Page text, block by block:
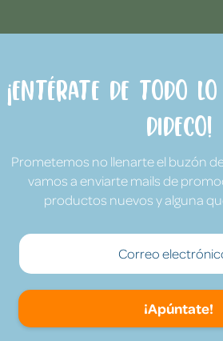
¡Entérate de todo
Dideco!
Prometemos no llenarte el buzón
vamos a enviarte mails de
productos nuevos y alguna
¡Apúntate!